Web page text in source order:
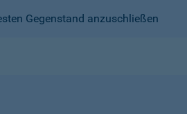
Gegenstand anzuschließen